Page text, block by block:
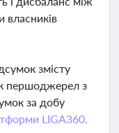
власників
змісту
першоджерел з
за добу
LIGA360.